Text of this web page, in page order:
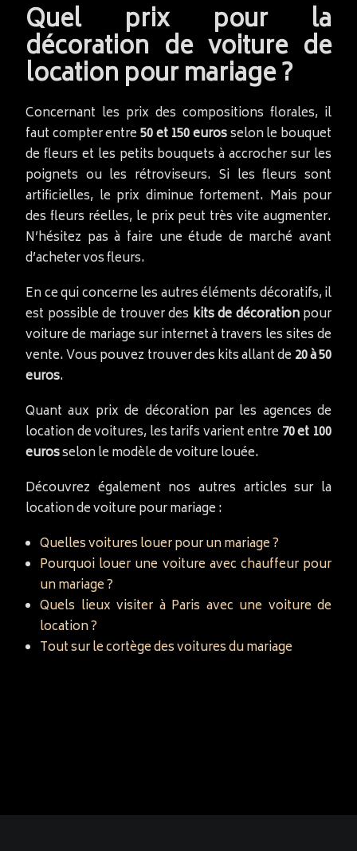
Quel prix pour la
décoration de voiture de
location pour mariage ?
Concernant les prix des compositions florales, il
faut compter entre50 et 150 eurosselon le bouquet
de fleurs et les petits bouquets à accrocher sur les
poignets ou les rétroviseurs. Si les fleurs sont
artificielles, le prix diminue fortement. Mais pour
des fleurs réelles, le prix peut très vite augmenter.
N’hésitez pas à faire une étude de marché avant
d’acheter vos fleurs.
En ce qui concerne les autres éléments décoratifs, il
est possible de trouver des kits de décorationpour
voiture de mariage sur internet à travers les sites de
vente. Vous pouvez trouver des kits allant de20 à 50
euros.
Quant aux prix de décoration par les agences de
location de voitures, les tarifs varient entre70 et 100
eurosselon le modèle de voiture louée.
Découvrez également nos autres articles sur la
location de voiture pour mariage :
Quelles voitures louer pour un mariage ?
Pourquoi louer une voiture avec chauffeur pour
un mariage ?
Quels lieux visiter à Paris avec une voiture de
location ?
Tout sur le cortège des voitures du mariage